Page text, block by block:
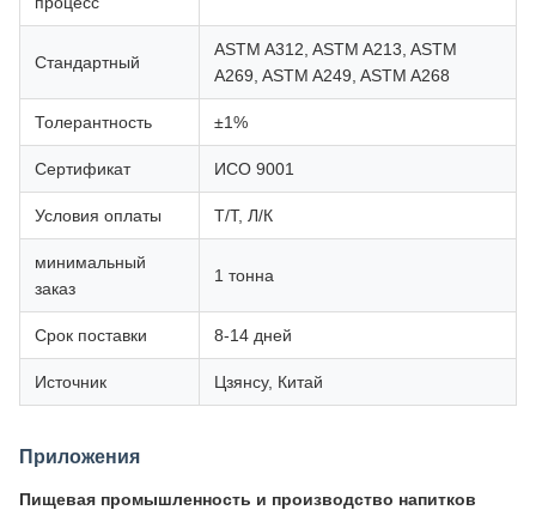
Стандартный
ASTM A312, ASTM A213, ASTM
A269, ASTM A249, ASTM A268
Толерантность ±1%
Сертификат ИСО 9001
Условия оплаты Т/Т, Л/К
минимальный
заказ
1 тонна
Срок поставки 8-14 дней
Источник Цзянсу, Китай
Приложения
Пищевая промышленность и производство напитков